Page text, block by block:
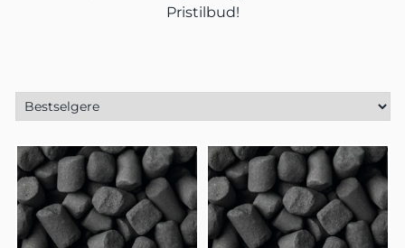
Pristilbud!